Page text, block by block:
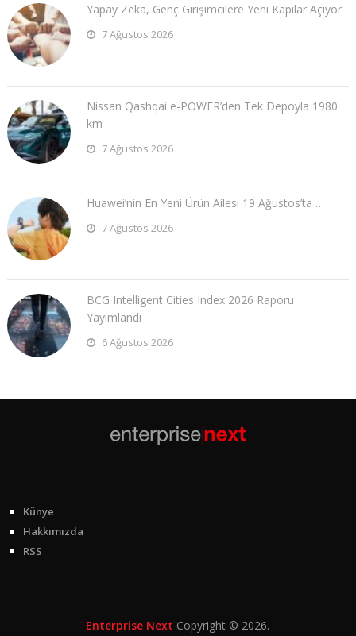
Yapay Zeka, Genç Girişimcilere Yeni Kapılar Açıyor
7 Ağustos 2026
Nissan Qashqai e-POWER’den Tek Depoyla 1980
km
7 Ağustos 2026
Huawei’nin En Yeni Ürün Ailesi 19 Ağustos’ta …
7 Ağustos 2026
BCG Intelligent Cities Index 2026 Raporu
Yayımlandı
6 Ağustos 2026
Künye
Hakkımızda
RSS
Enterprise Next Copyright © 2026.